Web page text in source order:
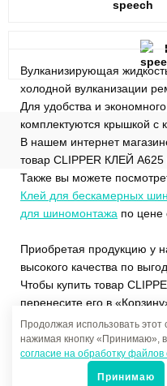
Вулканизирующая
холодной вулканизации
Для удобства и
комплектуются крышкой с
В нашем интернет
товар CLIPPER КЛЕЙ
Также вы можете
Клей для бескамерных шин
для шиномонтажа по цене
Приобретая продукцию у
высокого качества по
Чтобы купить товар
перенесите его в
Если у вас остались
телефону+7 (4822)65-69-
Продолжая использовать этот
нажимая кнопку «Принимаю»,
согласие на обработку файлов
Принимаю